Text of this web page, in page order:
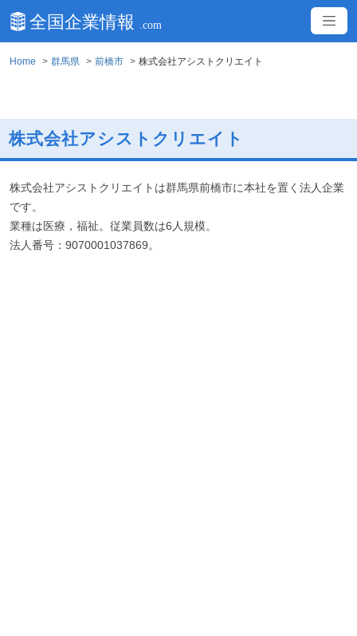
Home 群馬県 前橋市 株式会社アシストクリエイト
株式会社アシストクリエイト
株式会社アシストクリエイトは群馬県前橋市に本社を置く法人企業
です。
業種は医療，福祉。従業員数は6人規模。
法人番号：9070001037869。